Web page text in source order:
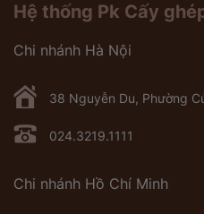
Hệ thống Pk Cấy
Chi nhánh Hà Nội
38 Nguyễn Du, Phường
024.3219.1111
Chi nhánh Hồ Chí Minh